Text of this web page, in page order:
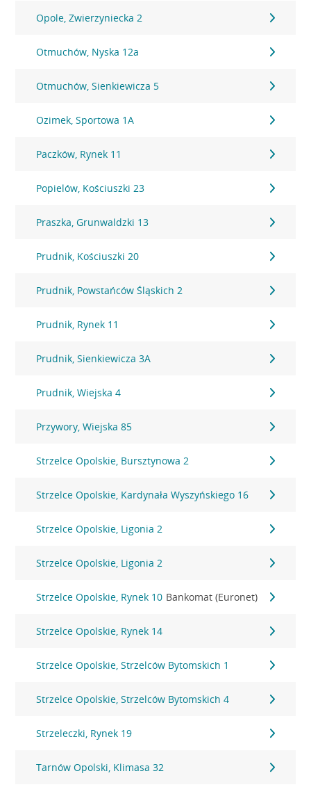
Opole, Zwierzyniecka 2
Otmuchów, Nyska 12a
Otmuchów, Sienkiewicza 5
Ozimek, Sportowa 1A
Paczków, Rynek 11
Popielów, Kościuszki 23
Praszka, Grunwaldzki 13
Prudnik, Kościuszki 20
Prudnik, Powstańców Śląskich 2
Prudnik, Rynek 11
Prudnik, Sienkiewicza 3A
Prudnik, Wiejska 4
Przywory, Wiejska 85
Strzelce Opolskie, Bursztynowa 2
Strzelce Opolskie, Kardynała Wyszyńskiego 16
Strzelce Opolskie, Ligonia 2
Strzelce Opolskie, Ligonia 2
Strzelce Opolskie, Rynek 10 Bankomat (Euronet)
Strzelce Opolskie, Rynek 14
Strzelce Opolskie, Strzelców Bytomskich 1
Strzelce Opolskie, Strzelców Bytomskich 4
Strzeleczki, Rynek 19
Tarnów Opolski, Klimasa 32